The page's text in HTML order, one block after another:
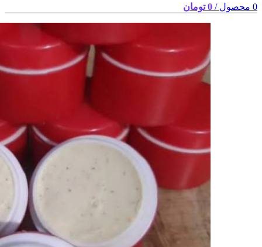
0 محصول /
0 تومان